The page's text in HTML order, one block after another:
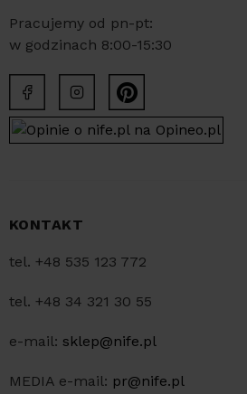
Pracujemy od pn-pt:
w godzinach 8:00-15:30
KONTAKT
tel. +48 535 123 772
tel. +48 34 321 30 55
e-mail: sklep@nife.pl
MEDIA e-mail: pr@nife.pl